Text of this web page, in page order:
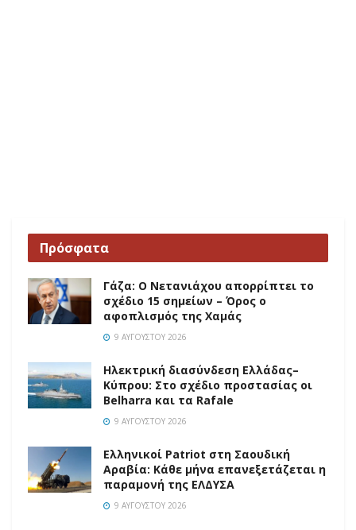
Πρόσφατα
Γάζα: Ο Νετανιάχου απορρίπτει το
σχέδιο 15 σημείων – Όρος ο
αφοπλισμός της Χαμάς
9 ΑΥΓΟΎΣΤΟΥ 2026
Ηλεκτρική διασύνδεση Ελλάδας–
Κύπρου: Στο σχέδιο προστασίας οι
Belharra και τα Rafale
9 ΑΥΓΟΎΣΤΟΥ 2026
Ελληνικοί Patriot στη Σαουδική
Αραβία: Κάθε μήνα επανεξετάζεται η
παραμονή της ΕΛΔΥΣΑ
9 ΑΥΓΟΎΣΤΟΥ 2026